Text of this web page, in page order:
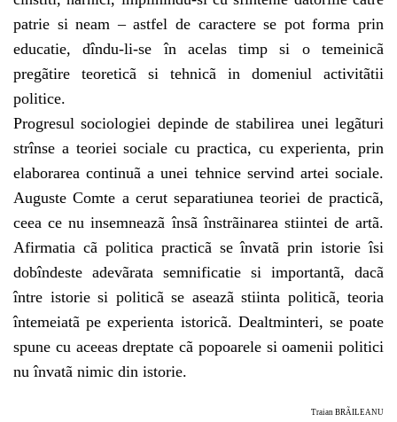
patrie si neam – astfel de caractere se pot forma prin
educatie, dîndu-li-se în acelas timp si o temeinicã
pregãtire teoreticã si tehnicã in domeniul activitãtii
politice.
Progresul sociologiei depinde de stabilirea unei legãturi
strînse a teoriei sociale cu practica, cu experienta, prin
elaborarea continuã a unei tehnice servind artei sociale.
Auguste Comte a cerut separatiunea teoriei de practicã,
ceea ce nu insemneazã însã înstrãinarea stiintei de artã.
Afirmatia cã politica practicã se învatã prin istorie îsi
dobîndeste adevãrata semnificatie si importantã, dacã
între istorie si politicã se aseazã stiinta politicã, teoria
întemeiatã pe experienta istoricã. Dealtminteri, se poate
spune cu aceeas dreptate cã popoarele si oamenii politici
nu învatã nimic din istorie.
Traian BRÃILEANU